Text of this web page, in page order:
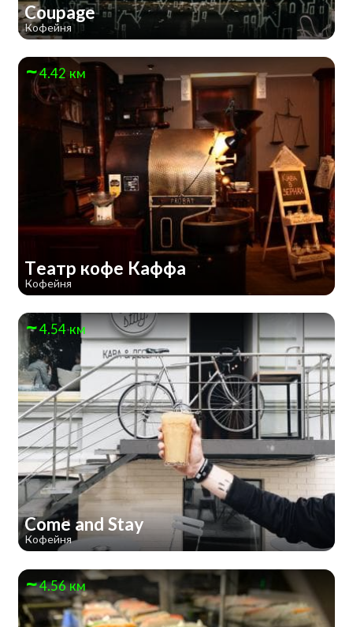
Coupage
Кофейня
4.42 км
Театр кофе Каффа
Кофейня
4.54 км
Come and Stay
Кофейня
4.56 км